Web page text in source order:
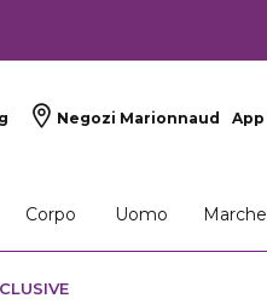
Negozi Marionnaud App
Corpo Uomo Marche